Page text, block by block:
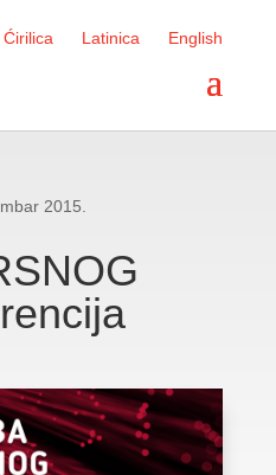
Ćirilica Latinica English
2015.